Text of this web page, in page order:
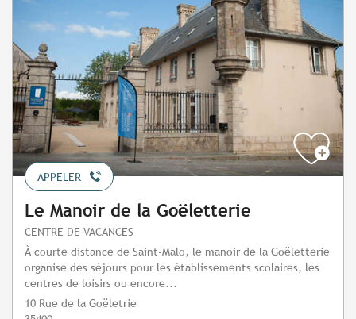
APPELER
Le Manoir de la Goëletterie
CENTRE DE VACANCES
À courte distance de Saint-Malo, le manoir de la Goëletterie
organise des séjours pour les établissements scolaires, les
centres de loisirs ou encore...
10 Rue de la Goëletrie